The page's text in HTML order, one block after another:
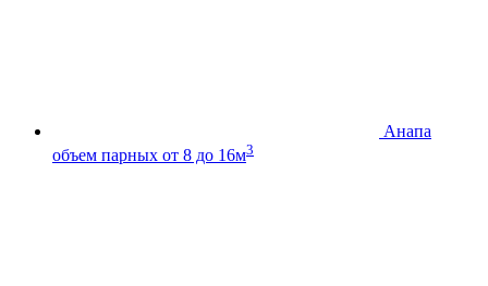
Анапа
объем парных от 8 до 16м3